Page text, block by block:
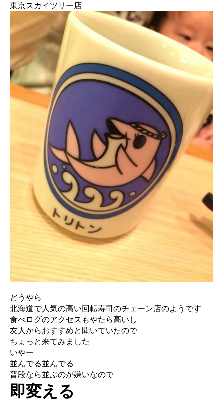
東京スカイツリー店
どうやら
北海道で人気の高い回転寿司のチェーン店のようです
食べログのアクセスもやたら高いし
友人からおすすめと聞いていたので
ちょっと来てみました
いやー
並んでる並んでる
普段なら並ぶのが嫌いなので
即変える